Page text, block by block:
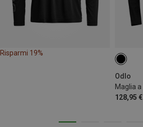
Risparmi 19%
Odlo
128,95 €
S